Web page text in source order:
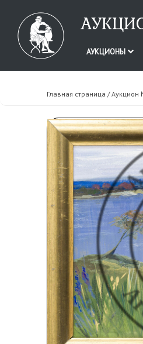
АУКЦИОНЫ
Главная страница /Аукцион